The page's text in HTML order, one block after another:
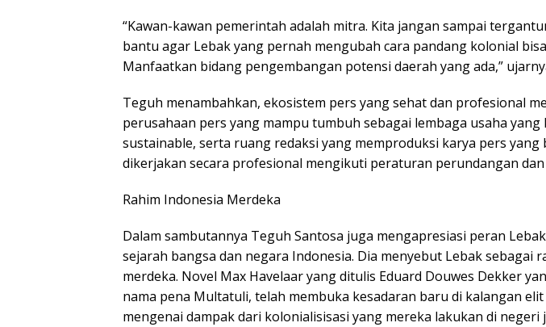
“Kawan-kawan pemerintah adalah mitra. Kita jangan sampai
bantu agar Lebak yang pernah mengubah cara pandang kolonial
Manfaatkan bidang pengembangan potensi daerah yang ada,”
Teguh menambahkan, ekosistem pers yang sehat dan profesional
perusahaan pers yang mampu tumbuh sebagai lembaga usaha yang
sustainable, serta ruang redaksi yang memproduksi karya pers yang
dikerjakan secara profesional mengikuti peraturan perundangan
Rahim Indonesia Merdeka
Dalam sambutannya Teguh Santosa juga mengapresiasi peran
sejarah bangsa dan negara Indonesia. Dia menyebut Lebak sebagai
merdeka. Novel Max Havelaar yang ditulis Eduard Douwes Dekker
nama pena Multatuli, telah membuka kesadaran baru di kalangan
mengenai dampak dari kolonialisisasi yang mereka lakukan di negeri